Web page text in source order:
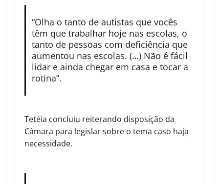
“Olha o tanto de autistas que vocês
têm que trabalhar hoje nas escolas, o
tanto de pessoas com deficiência que
aumentou nas escolas. (…) Não é fácil
lidar e ainda chegar em casa e tocar a
rotina”.
Tetéia concluiu reiterando disposição da
Câmara para legislar sobre o tema caso haja
necessidade.